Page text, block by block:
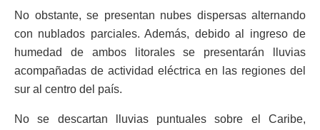
No obstante, se presentan nubes dispersas alternando
con nublados parciales. Además, debido al ingreso de
humedad de ambos litorales se presentarán lluvias
acompañadas de actividad eléctrica en las regiones del
sur al centro del país.
No se descartan lluvias puntuales sobre el Caribe,